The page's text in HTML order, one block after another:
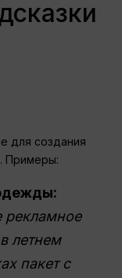
для создания
Примеры:
рекламное
летнем
пакет с